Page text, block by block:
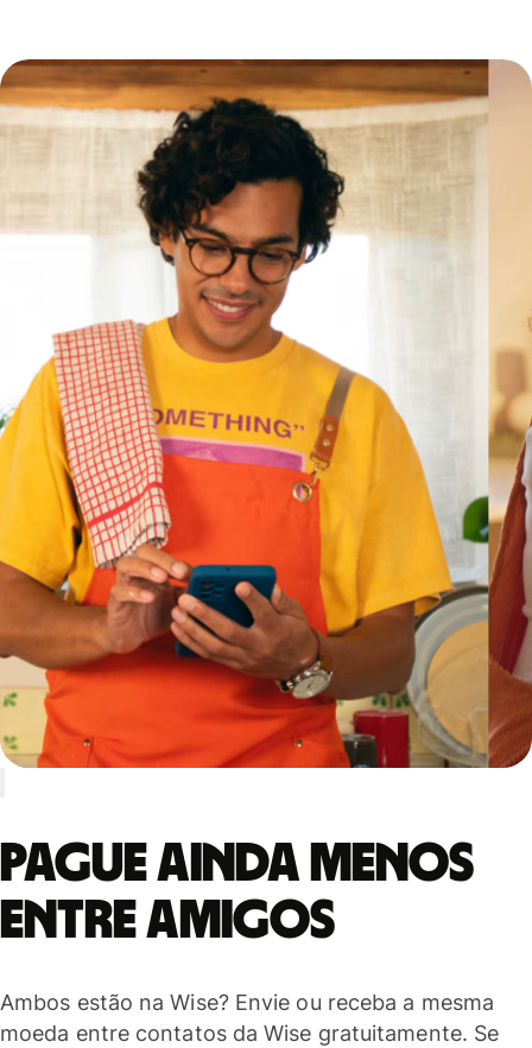
Pague ainda menos
entre amigos
Ambos estão na Wise? Envie ou receba a mesma
moeda entre contatos da Wise gratuitamente. Se